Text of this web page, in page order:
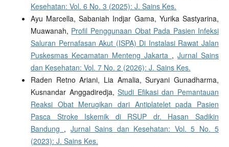
Kesehatan: Vol. 6 No. 3 (2025): J. Sains Kes.
Ayu Marcella, Sabaniah Indjar Gama, Yurika Sastyarina,
Muawanah, Profil Penggunaan Obat Pada Pasien Infeksi
Saluran Pernafasan Akut (ISPA) Di Instalasi Rawat Jalan
Puskesmas Kecamatan Menteng Jakarta ,Jurnal Sains
dan Kesehatan: Vol. 7 No. 2 (2026): J. Sains Kes.
Raden Retno Ariani, Lia Amalia, Suryani Gunadharma,
Kusnandar Anggadiredja,Studi Efikasi dan Pemantauan
Reaksi Obat Merugikan dari Antiplatelet pada Pasien
Pasca Stroke Iskemik di RSUP dr. Hasan Sadikin
Bandung , Jurnal Sains dan Kesehatan: Vol. 5 No. 5
(2023): J. Sains Kes.